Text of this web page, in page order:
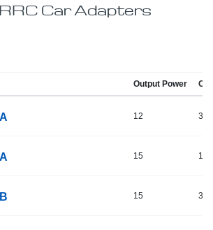
Car Adapters
Output Power
12 3
15 10
15 3